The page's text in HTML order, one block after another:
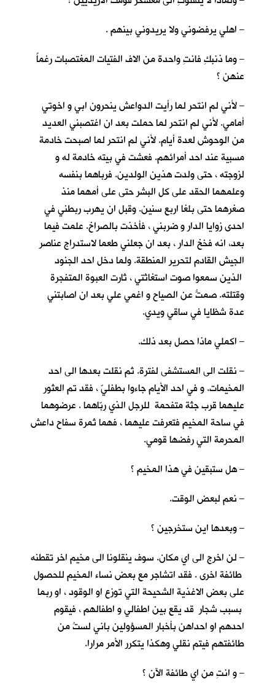
– اهلي يرفضوني ولا يريدوني بينهم .
– وما ذنبكِ فانتِ واحدة من الاف الفتيات المغتصبات رغماً
عنهن ؟
– لأني لم انتحر لما رأيت الدواعش ينحرون ابي و اخوتي
أمامي. لأني لم انتحر لما حملت بعد ان اغتصبني العديد
من الوحوش لعدة أيام. لأني لم انتحر لما اصبحت خادمة
مسبية عند احد أمرائهم. فعشت في بيته خادمة له و
لزوجته ، حتى ولدت هذين الولدين. فرباهما بنفسه
وعلمهما الحقد على كل البشر حتى على أمهما منذ
صغرهما حتى بلغا اربع سنين. وقبل ان يهرب ربطني في
احدى زوايا الدار و ضربني ، فأخذت بالصراخ. علمت فيما
بعد، انه فخخ الدار ، بعد ان جعلني طعما لاستدراج عناصر
الجيش القادم لتحرير المنطقة. ولما دخل احد الجنود
الذين سمعوا صوت استغاثتي ، ثارت العبوة المتفجرة
وقتلته. صمتُّ عن الصياح و اغمي علي بعد ان اصابتني
عدة شظايا في ساقي ويدي.
– اكملي ماذا حصل بعد ذلك.
– نقلت الى المستشفى لفترة. ثم نقلت بعدها الى احد
المخيمات. و في احد الأيام جاءوا بطفليّ ، فقد تم العثور
عليهما قرب جثة متفحمة للرجل الذي ربّاهما . عرضوهما
في ساحة المخيم فتعرفت عليهما ، فهما ثمرة سفاح داعش
المحرمة التي رفضها قومي.
– هل ستبقين في هذا المخيم ؟
– نعم لبعض الوقت.
– وبعدها اين ستخرجين ؟
– لن اخرج الى اي مكان. سوف ينقلونا الى مخيم اخر تقطنه
طائفة اخرى . فقد اتشاجر مع بعض نساء المخيم للحصول
على بعض الاغذية الشحيحة التي توزع او الوقود ، او ربما
بسبب شجار قد يقع بين اطفالي و اطفالهم ، فيقوم
احدهم او احداهن بأخبار المسؤولين باني لستُ من
طائفتهم فيتم نقلي وهكذا يتكرر الأمر مرارا.
– و انتِ من اي طائفة الآن ؟